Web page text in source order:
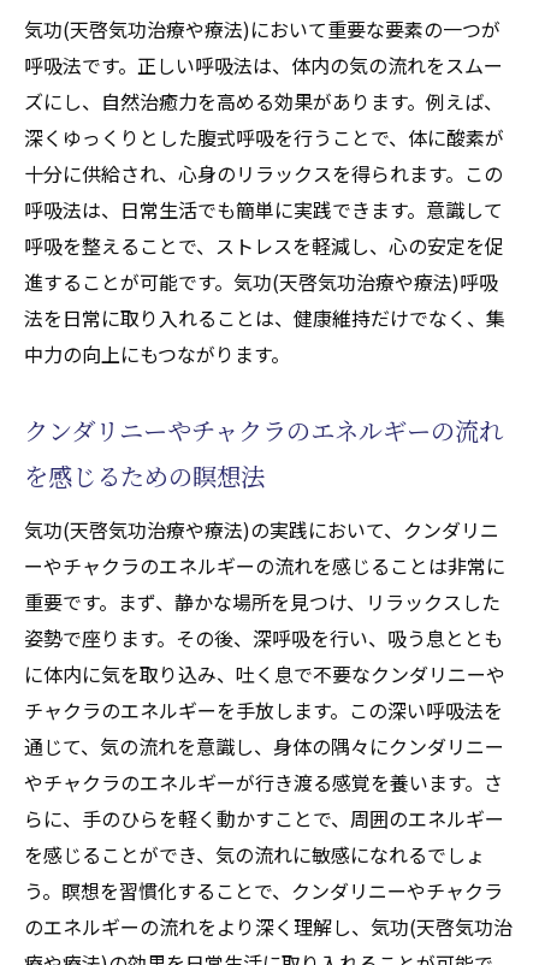
ためのポイント
正しい姿勢と呼吸がもたらす効果
意識の集中と気の流れを整える方法
気功(天啓気功治療や療法)を習慣化するため
のモチベーション維持法
気功(天啓気功治療や療法)の効果を高める栄
養と生活習慣
定期的なトレーニングがもたらす長期的効
果
気の流れを整え心身のバランスを保つ秘訣
クンダリニーやチャクラのエネルギーバラ
ンスを整えるための基本知識
心身の調和を保つための気功(天啓気功治療
や療法)ポーズ
気の流れを阻害する要因とその対策
バランスを整えるための食事と運動
日常生活での気の滞りを解消する方法
プロフェッショナルのアドバイスを活用す
る方法
現代社会における気功(天啓気功治療や療法)の
重要性とその実践法
気功(天啓気功治療や療法)がストレス社会で
果たす役割
気功(天啓気功治療や療法)において重要な要素の一つが
呼吸法です。正しい呼吸法は、体内の気の流れをスムー
ズにし、自然治癒力を高める効果があります。例えば、
深くゆっくりとした腹式呼吸を行うことで、体に酸素が
十分に供給され、心身のリラックスを得られます。この
呼吸法は、日常生活でも簡単に実践できます。意識して
呼吸を整えることで、ストレスを軽減し、心の安定を促
進することが可能です。気功(天啓気功治療や療法)呼吸
法を日常に取り入れることは、健康維持だけでなく、集
中力の向上にもつながります。
クンダリニーやチャクラのエネルギーの流れ
を感じるための瞑想法
気功(天啓気功治療や療法)の実践において、クンダリニ
ーやチャクラのエネルギーの流れを感じることは非常に
重要です。まず、静かな場所を見つけ、リラックスした
姿勢で座ります。その後、深呼吸を行い、吸う息ととも
に体内に気を取り込み、吐く息で不要なクンダリニーや
チャクラのエネルギーを手放します。この深い呼吸法を
通じて、気の流れを意識し、身体の隅々にクンダリニー
やチャクラのエネルギーが行き渡る感覚を養います。さ
らに、手のひらを軽く動かすことで、周囲のエネルギー
を感じることができ、気の流れに敏感になれるでしょ
う。瞑想を習慣化することで、クンダリニーやチャクラ
のエネルギーの流れをより深く理解し、気功(天啓気功治